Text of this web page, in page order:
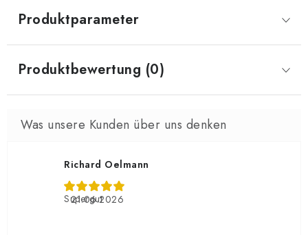
Produktparameter
Produktbewertung (0)
Richard Oelmann
21.06.2026
Supergut